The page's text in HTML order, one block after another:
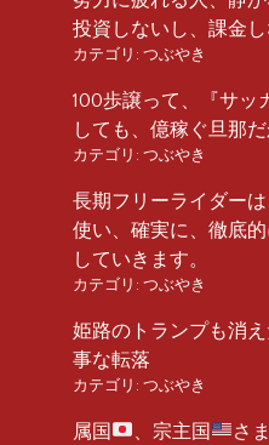
投資しないし、課金
カテゴリ: つぶやき
100歩譲って、『サッ
しても、億稼ぐ旦那
カテゴリ: つぶやき
長期フリーライダー
使い、確実に、徹底
していきます。
カテゴリ: つぶやき
姫路のトランプも消
事な転落
カテゴリ: つぶやき
属国 、宗主国 さ